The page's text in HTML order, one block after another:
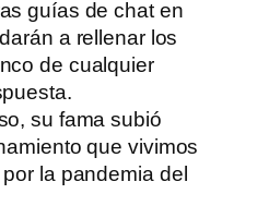
guías de chat en
a rellenar los
de cualquier
su fama subió
que vivimos
la pandemia del